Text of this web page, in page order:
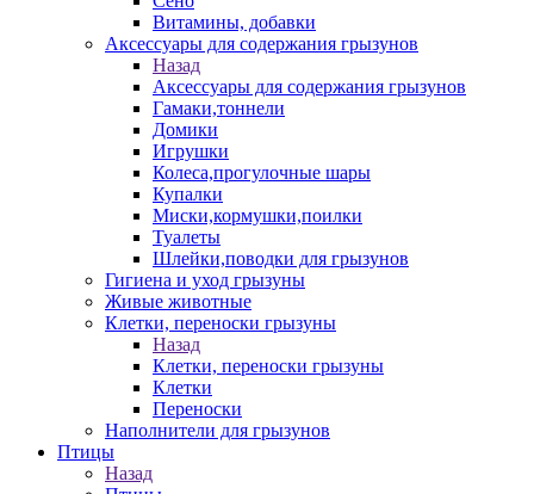
Витамины, добавки
Аксессуары для содержания грызунов
Назад
Аксессуары для содержания грызунов
Гамаки,тоннели
Домики
Игрушки
Колеса,прогулочные шары
Купалки
Миски,кормушки,поилки
Туалеты
Шлейки,поводки для грызунов
Гигиена и уход грызуны
Живые животные
Клетки, переноски грызуны
Назад
Клетки, переноски грызуны
Клетки
Переноски
Наполнители для грызунов
Птицы
Назад